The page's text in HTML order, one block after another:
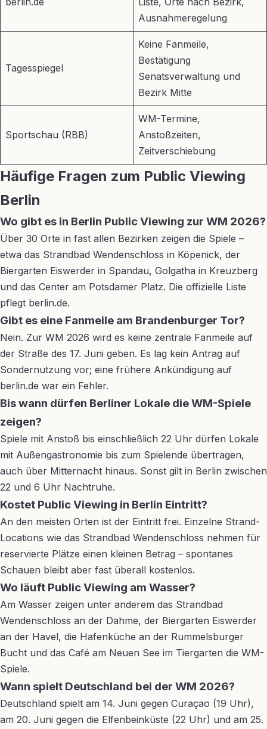
Ausnahmeregelung
Tagesspiegel
Keine Fanmeile,
Bestätigung
Senatsverwaltung und
Bezirk Mitte
Sportschau (RBB)
WM-Termine,
Anstoßzeiten,
Zeitverschiebung
Häufige Fragen zum Public Viewing
Berlin
Wo gibt es in Berlin Public Viewing zur WM 2026?
Über 30 Orte in fast allen Bezirken zeigen die Spiele –
etwa das Strandbad Wendenschloss in Köpenick, der
Biergarten Eiswerder in Spandau, Golgatha in Kreuzberg
und das Center am Potsdamer Platz. Die offizielle Liste
pflegt berlin.de.
Gibt es eine Fanmeile am Brandenburger Tor?
Nein. Zur WM 2026 wird es keine zentrale Fanmeile auf
der Straße des 17. Juni geben. Es lag kein Antrag auf
Sondernutzung vor; eine frühere Ankündigung auf
berlin.de war ein Fehler.
Bis wann dürfen Berliner Lokale die WM-Spiele
zeigen?
Spiele mit Anstoß bis einschließlich 22 Uhr dürfen Lokale
mit Außengastronomie bis zum Spielende übertragen,
auch über Mitternacht hinaus. Sonst gilt in Berlin zwischen
22 und 6 Uhr Nachtruhe.
Kostet Public Viewing in Berlin Eintritt?
An den meisten Orten ist der Eintritt frei. Einzelne Strand-
Locations wie das Strandbad Wendenschloss nehmen für
reservierte Plätze einen kleinen Betrag – spontanes
Schauen bleibt aber fast überall kostenlos.
Wo läuft Public Viewing am Wasser?
Am Wasser zeigen unter anderem das Strandbad
Wendenschloss an der Dahme, der Biergarten Eiswerder
an der Havel, die Hafenküche an der Rummelsburger
Bucht und das Café am Neuen See im Tiergarten die WM-
Spiele.
Wann spielt Deutschland bei der WM 2026?
Deutschland spielt am 14. Juni gegen Curaçao (19 Uhr),
am 20. Juni gegen die Elfenbeinküste (22 Uhr) und am 25.